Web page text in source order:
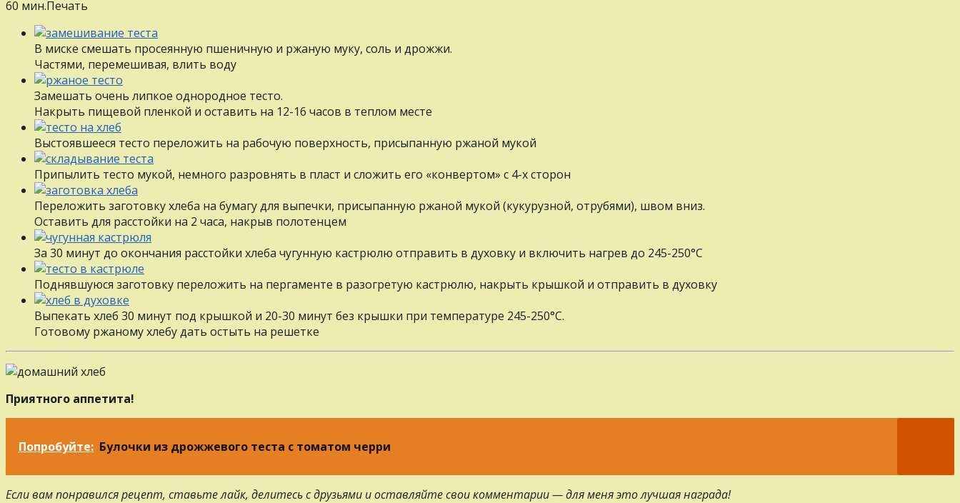
60 мин.Печать
В миске смешать просеянную пшеничную и ржаную муку, соль и дрожжи.
Частями, перемешивая, влить воду
Замешать очень липкое однородное тесто.
Накрыть пищевой пленкой и оставить на 12-16 часов в теплом месте
Выстоявшееся тесто переложить на рабочую поверхность, присыпанную ржаной мукой
Припылить тесто мукой, немного разровнять в пласт и сложить его «конвертом» с 4-х сторон
Переложить заготовку хлеба на бумагу для выпечки, присыпанную ржаной мукой (кукурузной, отрубями), швом вниз.
Оставить для расстойки на 2 часа, накрыв полотенцем
За 30 минут до окончания расстойки хлеба чугунную кастрюлю отправить в духовку и включить нагрев до 245-250°С
Поднявшуюся заготовку переложить на пергаменте в разогретую кастрюлю, накрыть крышкой и отправить в духовку
Выпекать хлеб 30 минут под крышкой и 20-30 минут без крышки при температуре 245-250°С.
Готовому ржаному хлебу дать остыть на решетке
Приятного аппетита!
Попробуйте: Булочки из дрожжевого теста с томатом черри
Если вам понравился рецепт, ставьте лайк, делитесь с друзьями и оставляйте свои комментарии — для меня это лучшая награда!